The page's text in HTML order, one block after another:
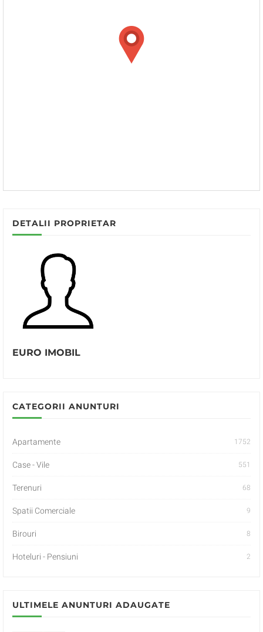
DETALII PROPRIETAR
EURO IMOBIL
CATEGORII ANUNTURI
Apartamente 1752
Case - Vile 551
Terenuri 68
Spatii Comerciale 9
Birouri 8
Hoteluri - Pensiuni 2
ULTIMELE ANUNTURI ADAUGATE